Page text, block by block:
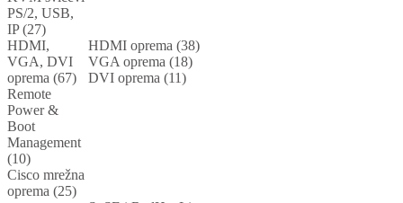
PS/2, USB,
IP (27)
HDMI,
VGA, DVI
oprema (67)
HDMI oprema (38)
VGA oprema (18)
DVI oprema (11)
Remote
Power &
Boot
Management
(10)
Cisco mrežna
oprema (25)